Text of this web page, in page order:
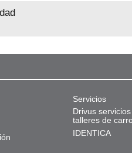
Servicios
Drivus
talleres de
IDENTICA